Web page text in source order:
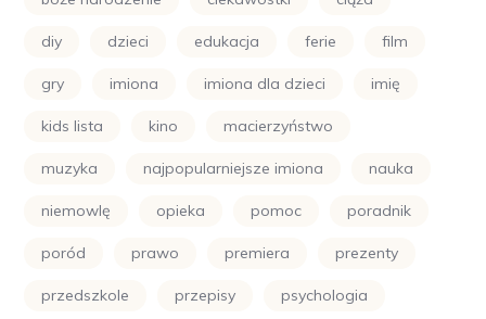
diy dzieci edukacja ferie film
gry imiona imiona dla dzieci imię
kids lista kino macierzyństwo
muzyka najpopularniejsze imiona nauka
niemowlę opieka pomoc poradnik
poród prawo premiera prezenty
przedszkole przepisy psychologia